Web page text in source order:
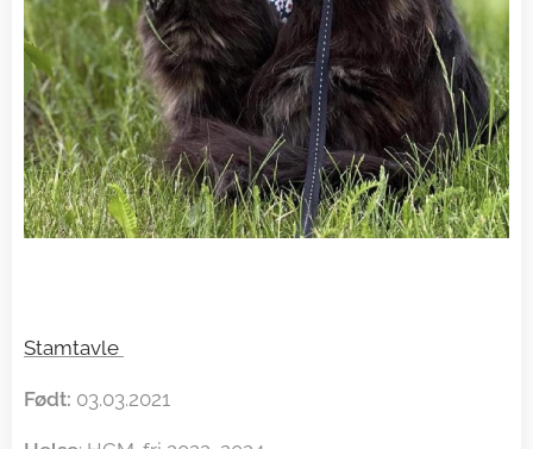
Stamtavle
Født: 03.03.2021